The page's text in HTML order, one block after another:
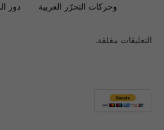
وحركات التحرّر العربية
دور
التعليقات مغلقة.